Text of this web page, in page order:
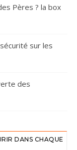
Pères ? la box
sur les
des
DANS CHAQUE